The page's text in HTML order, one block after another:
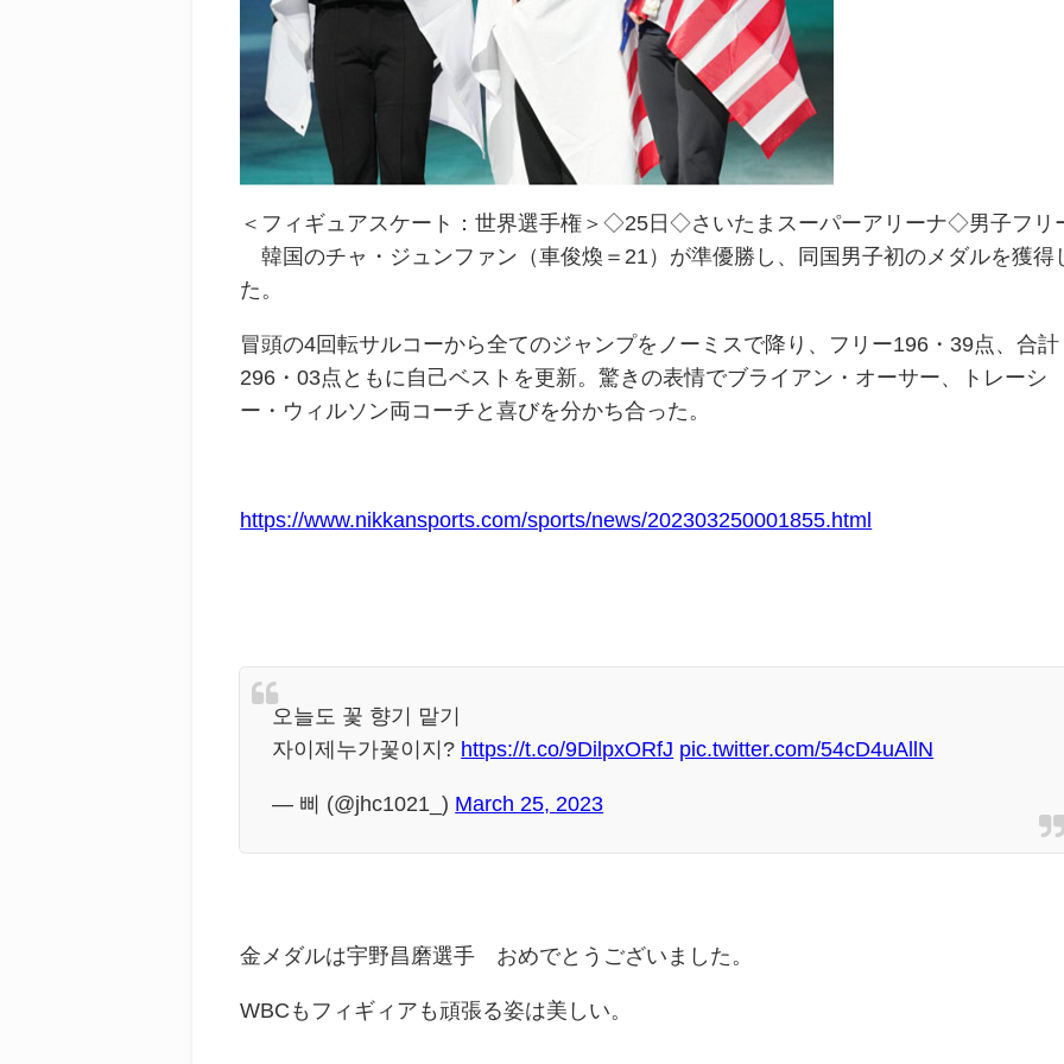
＜ フィギュアスケート ：世界選手権 ＞◇25日◇さいたまスーパーアリーナ◇男子フリ
韓国のチャ・ジュンファン （車俊煥＝21）が準優勝し、同国男子初のメダルを獲得
た。
冒頭の4回転サルコーから全てのジャンプをノーミスで降り、フリー196・39点、合計
296・03点ともに自己ベストを更新。驚きの表情でブライアン・オーサー、トレーシ
ー・ウィルソン両コーチと喜びを分かち合った。
https://www.nikkansports.com/sports/news/202303250001855.html
오늘도 꽃 향기 맡기
자이제누가꽃이지? https://t.co/9DilpxORfJ pic.twitter.com/54cD4uAllN
— 삐 (@jhc1021_) March 25, 2023
金メダルは宇野昌磨選手 おめでとうございました。
WBCもフィギィアも頑張る姿は美しい。